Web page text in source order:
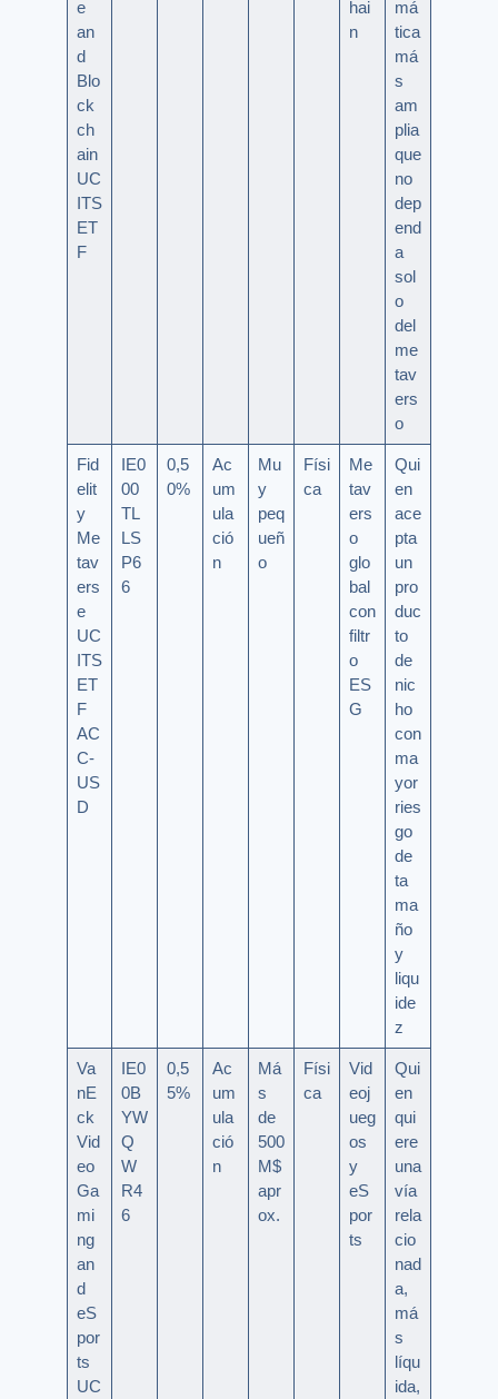
e
an
d
Blo
ck
ch
ain
UC
ITS
ET
F
hai
n
má
tica
má
s
am
plia
que
no
dep
end
a
sol
o
del
me
tav
ers
o
Fid
elit
y
Me
tav
ers
e
UC
ITS
ET
F
AC
C-
US
D
IE0
00
TL
LS
P6
6
0,5
0%
Ac
um
ula
ció
n
Mu
y
peq
ueñ
o
Físi
ca
Me
tav
ers
o
glo
bal
con
filtr
o
ES
G
Qui
en
ace
pta
un
pro
duc
to
de
nic
ho
con
ma
yor
ries
go
de
ta
ma
ño
y
liqu
ide
z
Va
nE
ck
Vid
eo
Ga
mi
ng
an
d
eS
por
ts
UC
IE0
0B
YW
Q
W
R4
6
0,5
5%
Ac
um
ula
ció
n
Má
s
de
500
M$
apr
ox.
Físi
ca
Vid
eoj
ueg
os
y
eS
por
ts
Qui
en
qui
ere
una
vía
rela
cio
nad
a,
má
s
líqu
ida,